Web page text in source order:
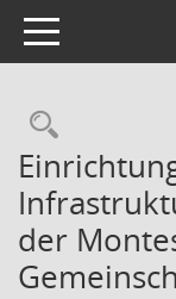
Toggle navigation
der